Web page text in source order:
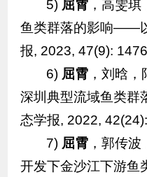
5) 屈霄，高雯琪
鱼类群落的影响——
报, 2023, 47(9):
6) 屈霄，刘晗，
深圳典型流域鱼类群
态学报, 2022,
7) 屈霄，郭传波
开发下金沙江下游鱼